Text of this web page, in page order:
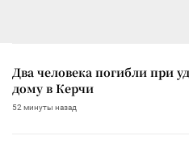
Два человека погибли при
дому в Керчи
52 минуты назад